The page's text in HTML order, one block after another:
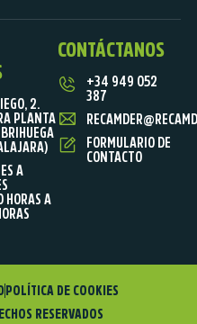
2.
PLANTA
A
HORAS A
CONTÁCTANOS
+34 949 052
387
FORMULARIO DE
CONTACTO
RESERVADOS
POLÍTICA DE COOKIES